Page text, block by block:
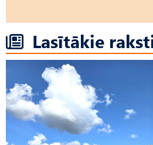
Lasītākie